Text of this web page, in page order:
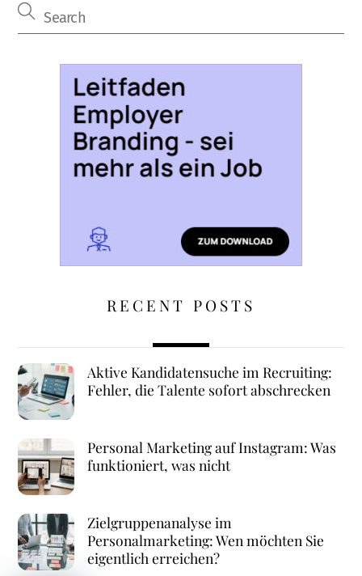
RECENT POSTS
Aktive Kandidatensuche im Recruiting:
Fehler, die Talente sofort abschrecken
Personal Marketing auf Instagram: Was
funktioniert, was nicht
Zielgruppenanalyse im
Personalmarketing: Wen möchten Sie
eigentlich erreichen?